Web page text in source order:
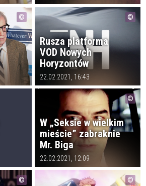
Rusza platforma
VOD Nowych
Horyzontów
22.02.2021, 16:43
W „Seksie w wielkim
mieście” zabraknie
Mr. Biga
22.02.2021, 12:09